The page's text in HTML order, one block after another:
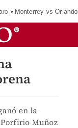
Monterrey vs Orlando
en la
Muñoz